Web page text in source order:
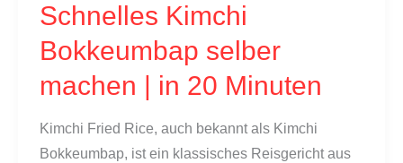
Schnelles Kimchi
Bokkeumbap selber
machen | in 20 Minuten
Kimchi Fried Rice, auch bekannt als Kimchi
Bokkeumbap, ist ein klassisches Reisgericht aus